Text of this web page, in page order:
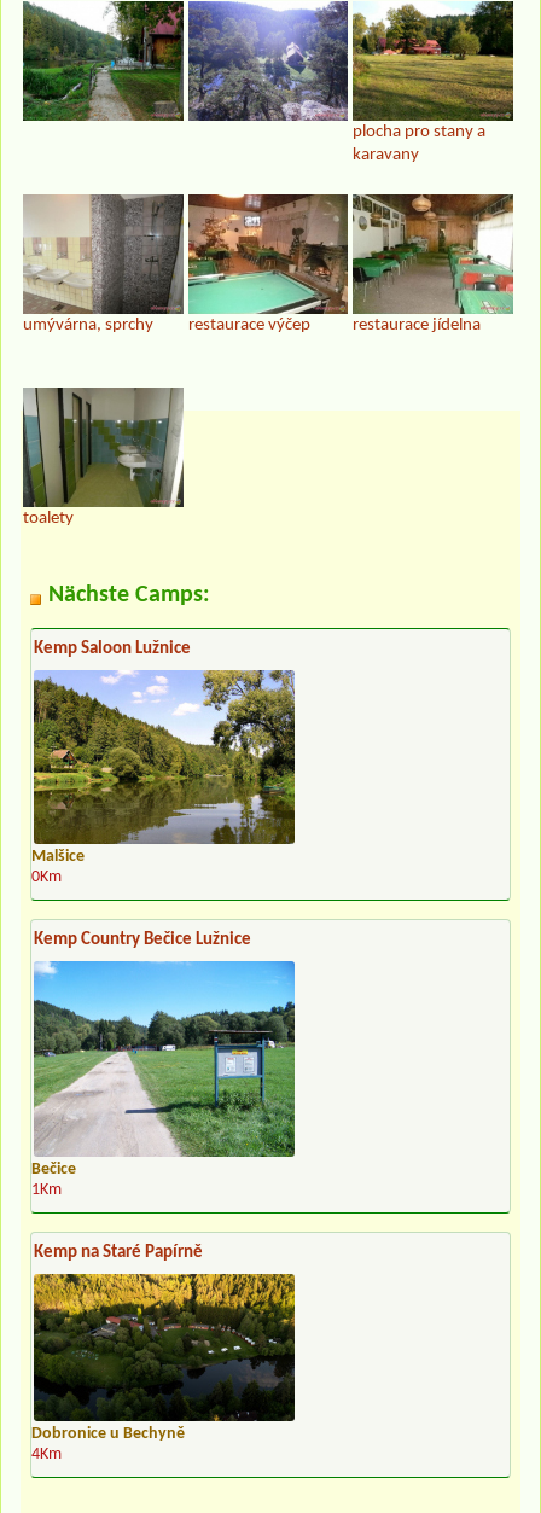
plocha pro stany a
karavany
umývárna, sprchy restaurace výčep restaurace jídelna
toalety
Nächste Camps:
Kemp Saloon Lužnice
Malšice
0Km
Kemp Country Bečice Lužnice
Bečice
1Km
Kemp na Staré Papírně
Dobronice u Bechyně
4Km